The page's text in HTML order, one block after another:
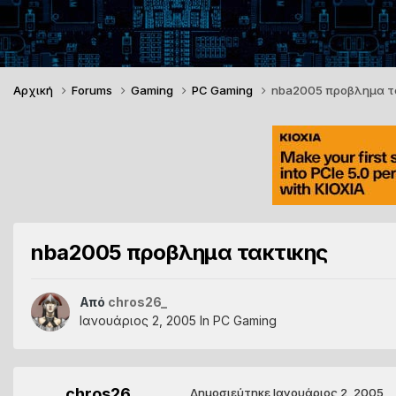
Αρχική Forums Gaming PC Gaming nba2005 προβλημα
nba2005 προβλημα τακτικης
Από chros26_
Ιανουάριος 2, 2005 In PC Gaming
ΔημοσιεύτηκεΙανουάριος 2, 2005